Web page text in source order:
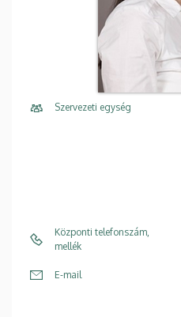
Szervezeti egység
Központi telefonszám,
mellék
E-mail